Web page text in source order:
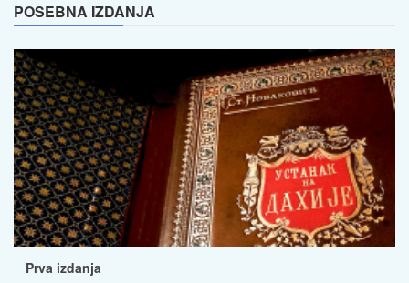
POSEBNA IZDANJA
Prva izdanja